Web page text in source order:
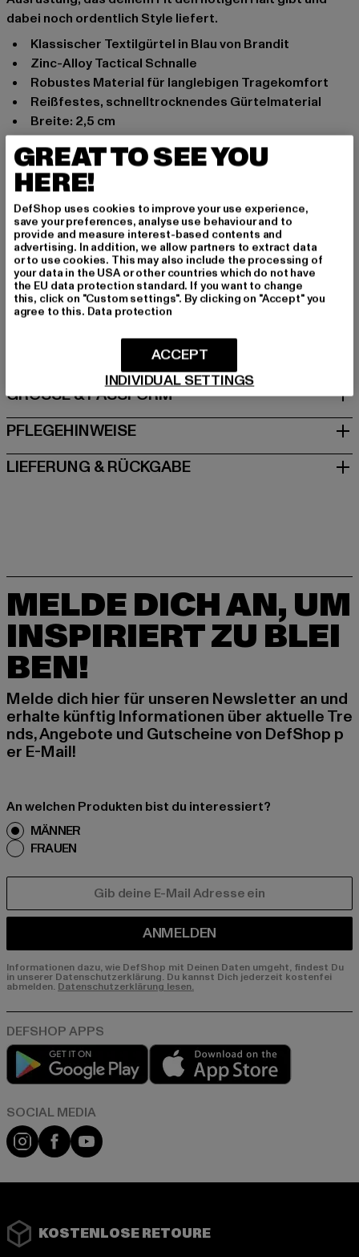
dabei noch ordentlich Style liefert.
Klassischer Textilgürtel in Blau von Brandit
Zinc-Alloy Tactical Schnalle
Robustes Material für langlebigen Tragekomfort
Reißfestes, schnelltrocknendes Gürtelmaterial
Breite: 2,5 cm
Anlass: Alltag
Verschlussarten: Klappverschluss
Marke: Brandit
Kat.: Accessoires
Farbe: camouflage
Hersteller Farbe: darkcamo
Materialzusammensetzung: 100% Polyester
Art.Nr: BD7026-00707
Hersteller: Brandit Textil GmbH |
Spichernstraße 6a | 50672 Köln | DE
GRÖSSE & PASSFORM
PFLEGEHINWEISE
LIEFERUNG & RÜCKGABE
MELDE DICH AN, UM
INSPIRIERT ZU BLEI
BEN!
Melde dich hier für unseren Newsletter an und
erhalte künftig Informationen über aktuelle Tre
nds, Angebote und Gutscheine von DefShop p
er E-Mail!
An welchen Produkten bist du interessiert?
MÄNNER
FRAUEN
ANMELDEN
Informationen dazu, wie DefShop mit Deinen Daten umgeht, findest Du
in unserer Datenschutzerklärung. Du kannst Dich jederzeit kostenfei
abmelden. Datenschutzerklärung lesen.
Play market
Instagram
FacebookYouTube
KOSTENLOSE RETOURE
GREAT TO SEE YOU
HERE!
DefShop uses cookies to improve your use experience,
save your preferences, analyse use behaviour and to
provide and measure interest-based contents and
advertising. In addition, we allow partners to extract data
or to use cookies. This may also include the processing of
your data in the USA or other countries which do not have
the EU data protection standard. If you want to change
this, click on "Custom settings". By clicking on "Accept" you
agree to this. Data protection
INDIVIDUAL SETTINGS
ACCEPT